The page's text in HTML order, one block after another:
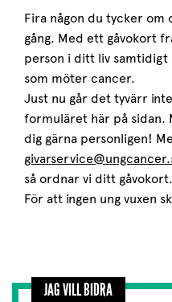
JAG VILL BIDRA
Fira någon du tycker om
gång. Med ett gåvokort
person i ditt liv samtidigt
som möter cancer.
Just nu går det tyvärr
formuläret här på sidan.
dig gärna personligen!
så ordnar vi ditt gåvokort.
För att ingen ung vuxen